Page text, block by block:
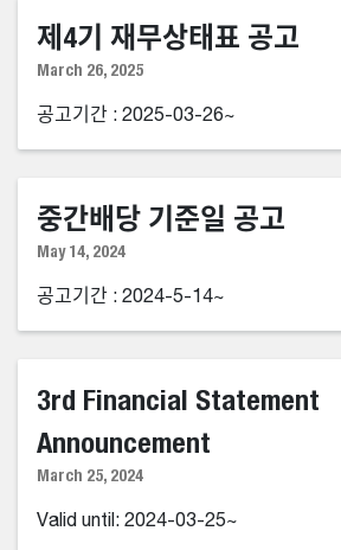
제4기 재무상태표 공고
March 26, 2025
공고기간 : 2025-03-26~
중간배당 기준일 공고
May 14, 2024
공고기간 : 2024-5-14~
3rd Financial Statement
Announcement
March 25, 2024
Valid until: 2024-03-25~